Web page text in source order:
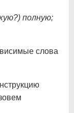
полную;
слова